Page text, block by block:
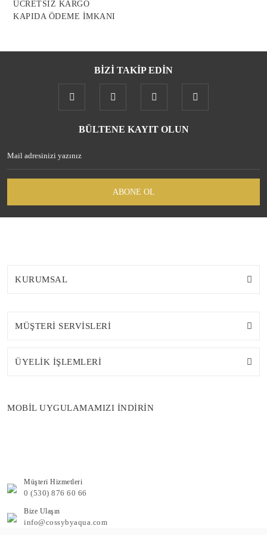
Gönder
ÜCRETSİZ KARGO
KAPIDA ÖDEME İMKANI
BİZİ TAKİP EDİN
BÜLTENE KAYIT OLUN
ABONE OL
KURUMSAL
MÜŞTERİ SERVİSLERİ
ÜYELİK İŞLEMLERİ
MOBİL UYGULAMAMIZI İNDİRİN
Müşteri Hizmetleri
0 (530) 876 60 66
Bize Ulaşın
info@cossybyaqua.com